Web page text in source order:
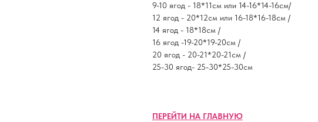
9-10 ягод - 18*11см или 14-16*14-16см/
12 ягод - 20*12см или 16-18*16-18см /
14 ягод - 18*18см /
16 ягод -19-20*19-20см /
20 ягод - 20-21*20-21см /
25-30 ягод- 25-30*25-30см
ПЕРЕЙТИ НА ГЛАВНУЮ